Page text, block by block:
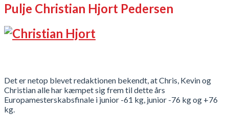
Pulje Christian Hjort Pedersen
Det er netop blevet redaktionen bekendt, at Chris, Kevin og
Christian alle har kæmpet sig frem til dette års
Europamesterskabsfinale i junior -61 kg, junior -76 kg og +76
kg.